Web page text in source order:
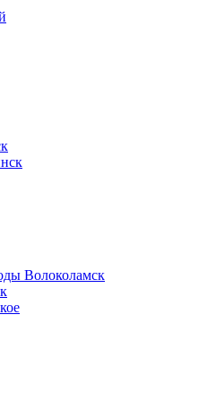
Волоколамск